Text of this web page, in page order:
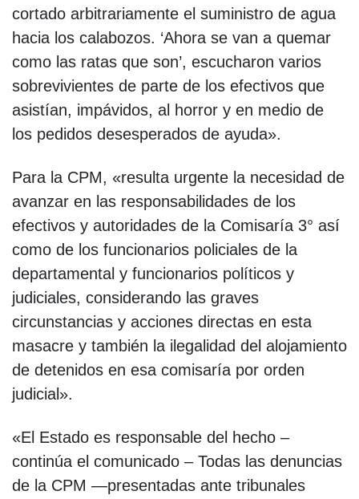
cortado arbitrariamente el suministro de agua
hacia los calabozos. ‘Ahora se van a quemar
como las ratas que son’, escucharon varios
sobrevivientes de parte de los efectivos que
asistían, impávidos, al horror y en medio de
los pedidos desesperados de ayuda».
Para la CPM, «resulta urgente la necesidad de
avanzar en las responsabilidades de los
efectivos y autoridades de la Comisaría 3° así
como de los funcionarios policiales de la
departamental y funcionarios políticos y
judiciales, considerando las graves
circunstancias y acciones directas en esta
masacre y también la ilegalidad del alojamiento
de detenidos en esa comisaría por orden
judicial».
«El Estado es responsable del hecho –
continúa el comunicado – Todas las denuncias
de la CPM —presentadas ante tribunales